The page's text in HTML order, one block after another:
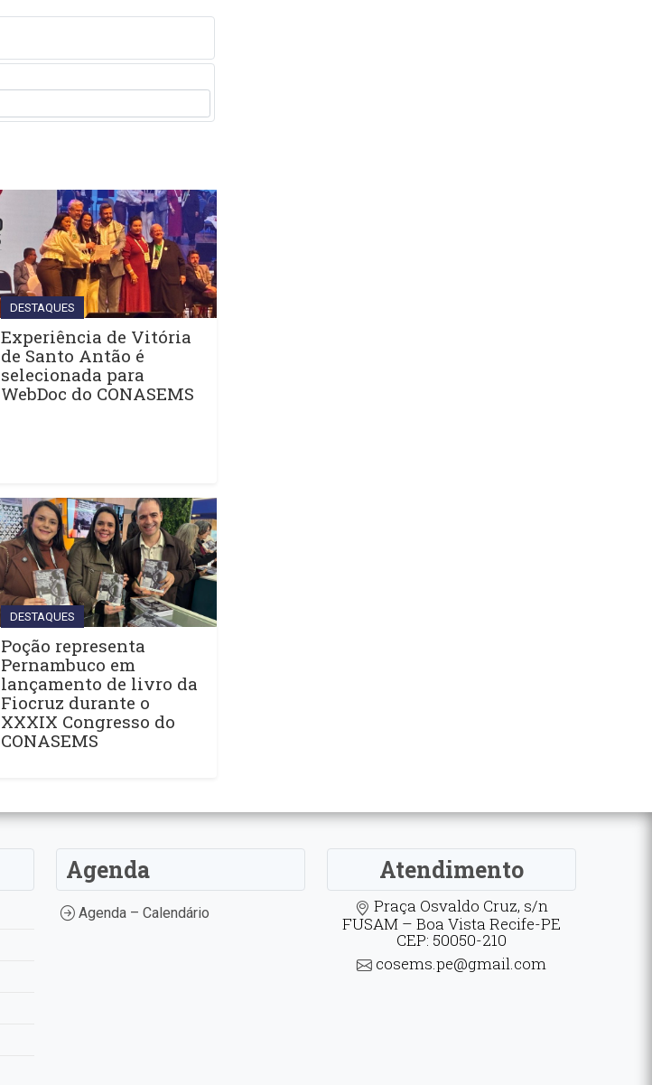
DESTAQUES
Experiência de Vitória
de Santo Antão é
selecionada para
WebDoc do CONASEMS
DESTAQUES
Poção representa
Pernambuco em
lançamento de livro da
Fiocruz durante o
XXXIX Congresso do
CONASEMS
Agenda
Agenda – Calendário
Atendimento
Praça Osvaldo Cruz, s/n
FUSAM – Boa Vista Recife-PE
CEP: 50050-210
cosems.pe@gmail.com